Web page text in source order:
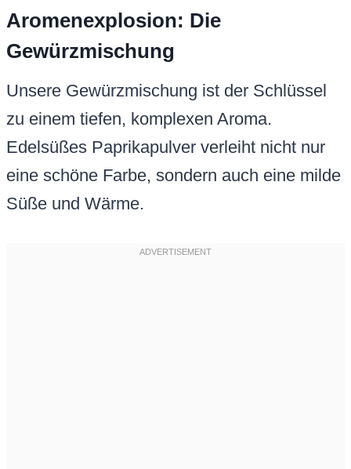
Aromenexplosion: Die
Gewürzmischung
Unsere Gewürzmischung ist der Schlüssel
zu einem tiefen, komplexen Aroma.
Edelsüßes Paprikapulver verleiht nicht nur
eine schöne Farbe, sondern auch eine milde
Süße und Wärme.